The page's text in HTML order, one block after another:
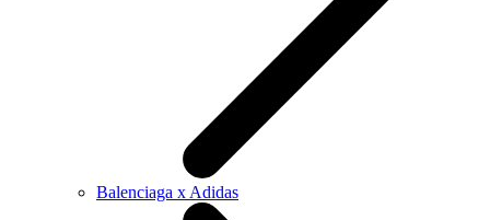
Balenciaga x Adidas